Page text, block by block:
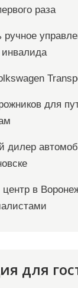
раза
ручное
для
дилер
в
для